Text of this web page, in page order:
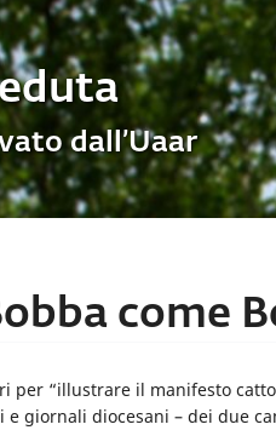
dall’Uaar
come
per “illustrare il manifesto
e giornali diocesani – dei due